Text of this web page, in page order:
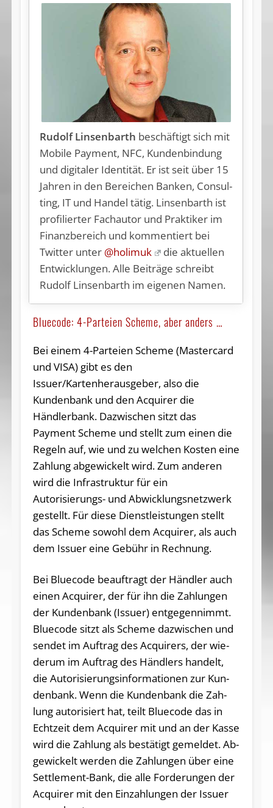
Rudolf Linsenbarth be­schäf­tigt sich mit
Mo­bi­le Pay­ment, NFC, Kun­den­bin­dung
und di­gi­ta­ler Iden­ti­tät. Er ist seit über 15
Jah­ren in den Be­rei­chen Ban­ken, Con­sul­
ting, IT und Han­del tä­tig. Lin­sen­barth ist
pro­fi­lier­ter Fachautor und Praktiker im
Fi­nanz­be­reich und kom­men­tiert bei
Twit­ter un­ter @holimuk
die aktuellen
Entwicklungen. Alle Beiträge schreibt
Rudolf Linsenbarth im eigenen Namen.
Bluecode: 4-Parteien Scheme, aber anders …
Bei einem 4-Parteien Scheme (Mastercard
und VISA) gibt es den
Issuer/Kartenherausgeber, also die
Kundenbank und den Acquirer die
Händlerbank. Dazwischen sitzt das
Payment Scheme und stellt zum einen die
Regeln auf, wie und zu welchen Kosten eine
Zahlung abgewickelt wird. Zum anderen
wird die Infrastruktur für ein
Autorisierungs- und Abwicklungsnetzwerk
gestellt. Für diese Dienstleistungen stellt
das Scheme sowohl dem Acquirer, als auch
dem Issuer eine Gebühr in Rechnung.
Bei Bluecode beauftragt der Händ­ler auch
ei­nen Ac­qui­rer, der für ihn die Zah­lun­gen
der Kun­denbank (Is­su­er) ent­ge­gen­nimmt.
Blue­code sitzt als Sche­me da­zwi­schen und
sen­det im Auf­trag des Ac­qui­rers, der wie­
der­um im Auf­trag des Händ­lers han­delt,
die Au­to­ri­sie­rungs­in­for­ma­tio­nen zur Kun­
den­bank. Wenn die Kun­den­bank die Zah­
lung au­to­ri­siert hat, teilt Blue­code das in
Echt­zeit dem Ac­qui­rer mit und an der Kas­se
wird die Zah­lung als be­stä­tigt ge­mel­det. Ab­
ge­wi­ckelt wer­den die Zah­lun­gen über ei­ne
Sett­le­ment-Bank, die al­le For­de­run­gen der
Ac­qui­rer mit den Ein­zah­lun­gen der Is­su­er